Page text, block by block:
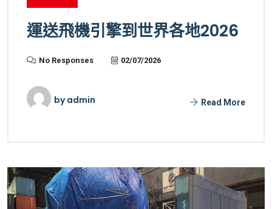
運送飛機引擎到世界各地2026
No Responses 02/07/2026
byadmin Read More